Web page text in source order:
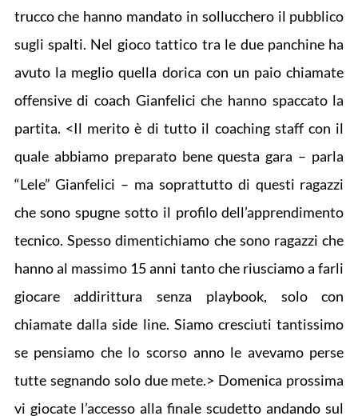
trucco che hanno mandato in sollucchero il pubblico
sugli spalti. Nel gioco tattico tra le due panchine ha
avuto la meglio quella dorica con un paio chiamate
offensive di coach Gianfelici che hanno spaccato la
partita. <Il merito è di tutto il coaching staff con il
quale abbiamo preparato bene questa gara – parla
“Lele” Gianfelici – ma soprattutto di questi ragazzi
che sono spugne sotto il profilo dell’apprendimento
tecnico. Spesso dimentichiamo che sono ragazzi che
hanno al massimo 15 anni tanto che riusciamo a farli
giocare addirittura senza playbook, solo con
chiamate dalla side line. Siamo cresciuti tantissimo
se pensiamo che lo scorso anno le avevamo perse
tutte segnando solo due mete.> Domenica prossima
vi giocate l’accesso alla finale scudetto andando sul